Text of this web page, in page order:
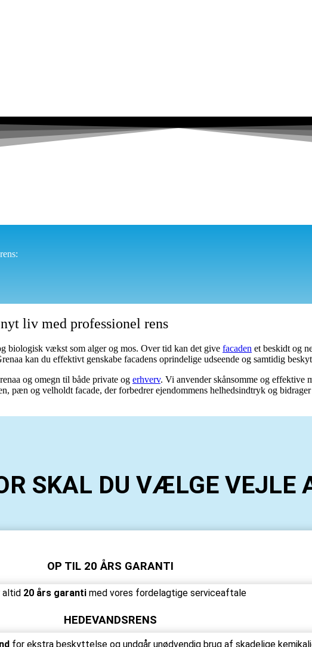
liv med professionel rens
biologisk vækst som alger og mos. Over tid kan det give facaden et beskidt og
kan du effektivt genskabe facadens oprindelige udseende og samtidig
og omegn til både private og erhverv. Vi anvender skånsomme og effektive
pæn og velholdt facade, der forbedrer ejendommens helhedsindtryk og
SKAL DU VÆLGE VEJLE
OP TIL 20 ÅRS GARANTI
altid 20 års garanti med vores fordelagtige serviceaftale
HEDEVANDSRENS
for ekstra beskyttelse og undgår unødvendig brug af skadelige